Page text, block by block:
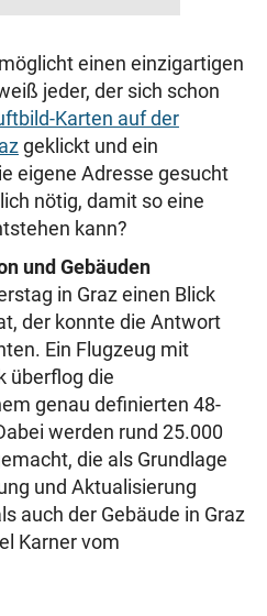
einen einzigartigen
jeder, der sich schon
Karten auf der
geklickt und ein
eigene Adresse gesucht
nötig, damit so eine
kann?
und Gebäuden
in Graz einen Blick
der konnte die Antwort
Ein Flugzeug mit
überflog die
genau definierten 48-
werden rund 25.000
die als Grundlage
und Aktualisierung
auch der Gebäude in Graz
Karner vom